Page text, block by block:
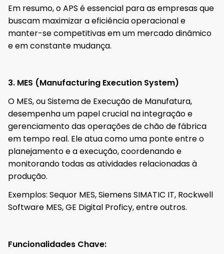
Em resumo, o APS é essencial para as empresas que
buscam maximizar a eficiência operacional e
manter-se competitivas em um mercado dinâmico
e em constante mudança.
3. MES (Manufacturing Execution System)
O MES, ou Sistema de Execução de Manufatura,
desempenha um papel crucial na integração e
gerenciamento das operações de chão de fábrica
em tempo real. Ele atua como uma ponte entre o
planejamento e a execução, coordenando e
monitorando todas as atividades relacionadas à
produção.
Exemplos: Sequor MES, Siemens SIMATIC IT, Rockwell
Software MES, GE Digital Proficy, entre outros.
Funcionalidades Chave: